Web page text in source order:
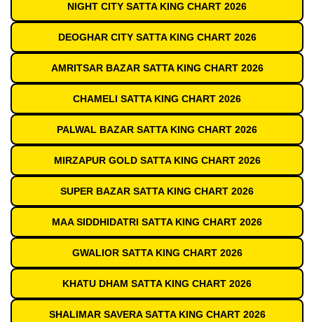
NIGHT CITY SATTA KING CHART 2026
DEOGHAR CITY SATTA KING CHART 2026
AMRITSAR BAZAR SATTA KING CHART 2026
CHAMELI SATTA KING CHART 2026
PALWAL BAZAR SATTA KING CHART 2026
MIRZAPUR GOLD SATTA KING CHART 2026
SUPER BAZAR SATTA KING CHART 2026
MAA SIDDHIDATRI SATTA KING CHART 2026
GWALIOR SATTA KING CHART 2026
KHATU DHAM SATTA KING CHART 2026
SHALIMAR SAVERA SATTA KING CHART 2026